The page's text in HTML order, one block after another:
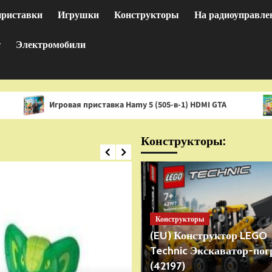
Игрушки Конструкторы На
Электромобили
приставка Hamy 5 (505-в-1) HDMI GTA Игра
Конструкторы:
Конструкторы
(EU) Конструктор LEGO
Technic Экскаватор-
(42197)